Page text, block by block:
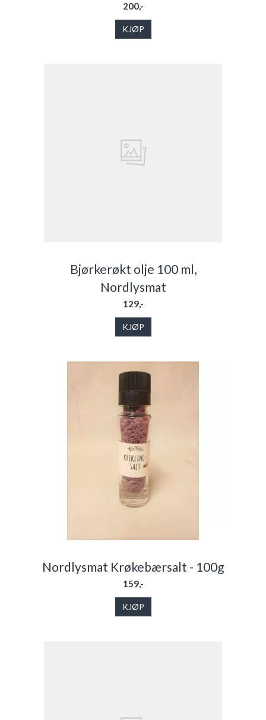
200,-
KJØP
Bjørkerøkt olje 100 ml,
Nordlysmat
129,-
KJØP
Nordlysmat Krøkebærsalt - 100g
159,-
KJØP